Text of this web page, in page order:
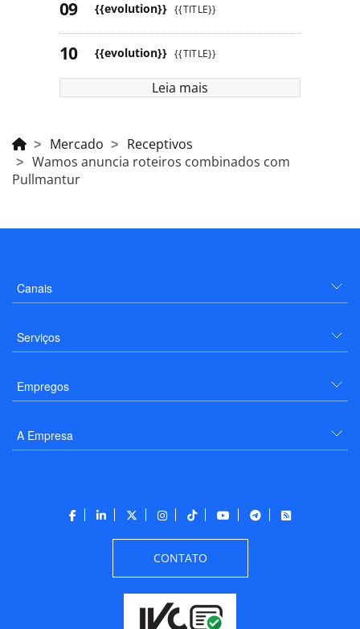
{{evolution}} {{TITLE}}
{{evolution}} {{TITLE}}
Leia mais
Mercado
Receptivos
Wamos anuncia roteiros combinados com
Pullmantur
Canais
Serviços
Empregos
A Empresa
CONTATO